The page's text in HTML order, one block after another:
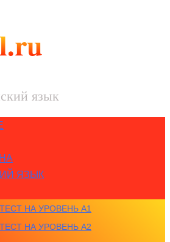
язык
ЯЗЫК
ТЕСТ НА УРОВЕНЬ A1
ТЕСТ НА УРОВЕНЬ A2